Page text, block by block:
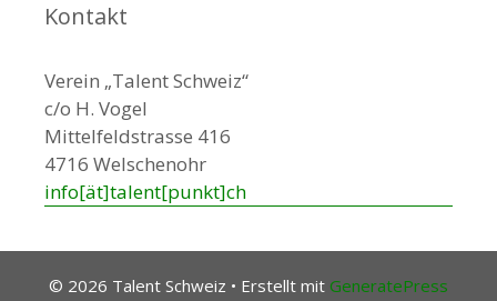
Kontakt
Verein „Talent Schweiz“
c/o H. Vogel
Mittelfeldstrasse 416
4716 Welschenohr
info[ät]talent[punkt]ch
© 2026 Talent Schweiz • Erstellt mit GeneratePress